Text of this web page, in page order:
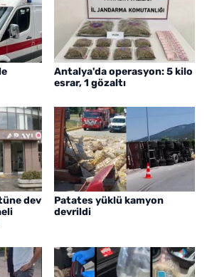
Antalya'da operasyon: 5 kilo
esrar, 1 gözaltı
dev
Patates yüklü kamyon
devrildi